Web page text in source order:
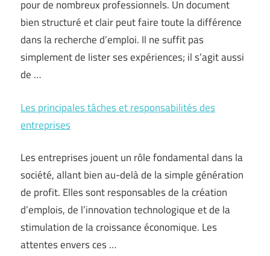
pour de nombreux professionnels. Un document
bien structuré et clair peut faire toute la différence
dans la recherche d’emploi. Il ne suffit pas
simplement de lister ses expériences; il s’agit aussi
de …
Les principales tâches et responsabilités des
entreprises
Les entreprises jouent un rôle fondamental dans la
société, allant bien au-delà de la simple génération
de profit. Elles sont responsables de la création
d’emplois, de l’innovation technologique et de la
stimulation de la croissance économique. Les
attentes envers ces …